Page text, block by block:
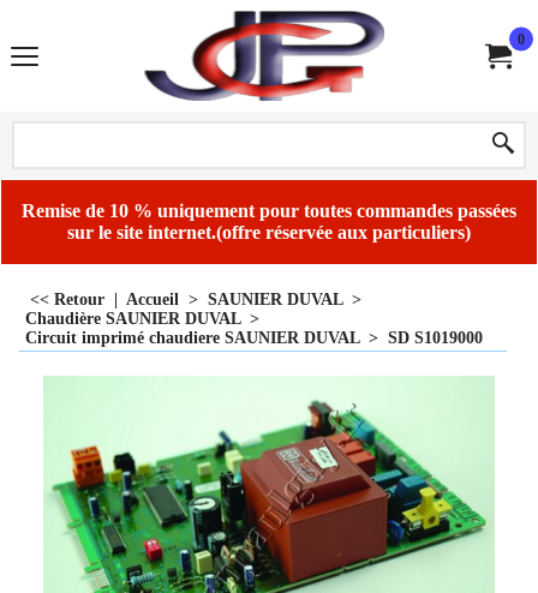
0
Remise de 10 % uniquement pour toutes commandes passées
sur le site internet.(offre réservée aux particuliers)
<< Retour Accueil > SAUNIER DUVAL>
Chaudière SAUNIER DUVAL>
Circuit imprimé chaudiere SAUNIER DUVAL> SD S1019000